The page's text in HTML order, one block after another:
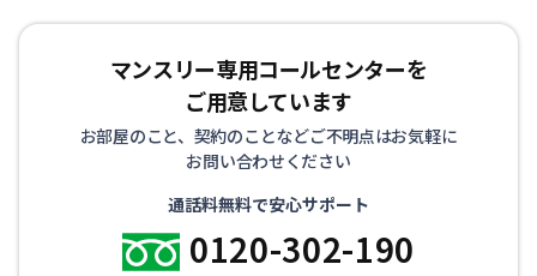
マンスリー専用コールセンターを
ご用意しています
お部屋のこと、契約のことなどご不明点はお気軽に
お問い合わせください
通話料無料で安心サポート
0120-302-190